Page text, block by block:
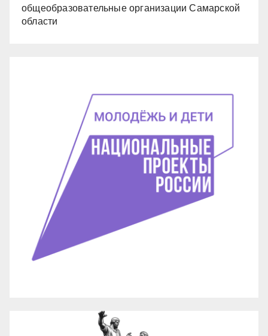
общеобразовательные организации Самарской
области